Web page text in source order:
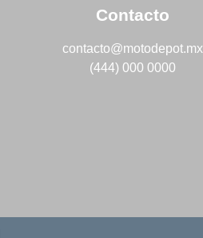
Contacto
contacto@motodepot.mx
(444) 000 0000